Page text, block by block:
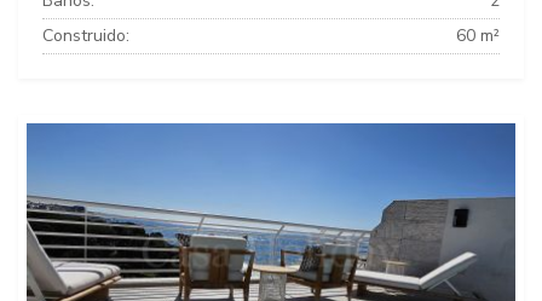
Construido:
60 m²